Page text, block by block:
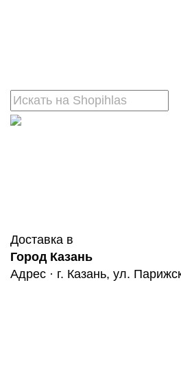
Доставка в
Город Казань
Адрес · г. Казань, ул.